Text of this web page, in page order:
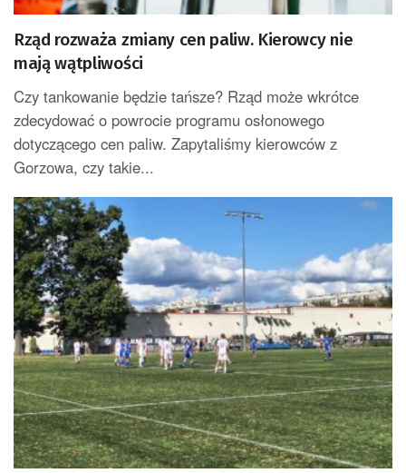
Rząd rozważa zmiany cen paliw. Kierowcy nie
mają wątpliwości
Czy tankowanie będzie tańsze? Rząd może wkrótce
zdecydować o powrocie programu osłonowego
dotyczącego cen paliw. Zapytaliśmy kierowców z
Gorzowa, czy takie...